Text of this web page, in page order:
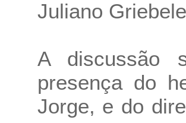
Juliano
A discussão
presença do
Jorge, e do